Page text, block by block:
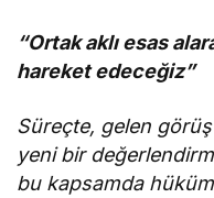
“Ortak aklı esas
hareket edeceğiz”
Süreçte, gelen görüş
yeni bir
bu kapsamda